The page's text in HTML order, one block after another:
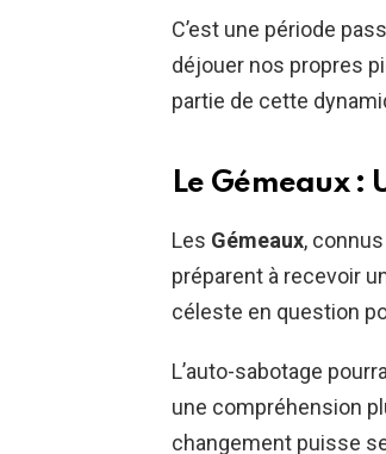
C’est une période
déjouer nos propres
partie de cette
Le Gémeaux :
Les Gémeaux,
préparent à recevoir
céleste en question
L’auto-sabotage
une compréhension
changement puisse